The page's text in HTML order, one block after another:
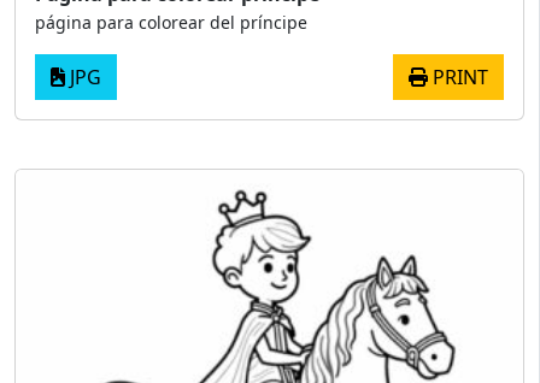
página para colorear del príncipe
JPG PRINT